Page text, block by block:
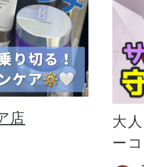
店
大
ー